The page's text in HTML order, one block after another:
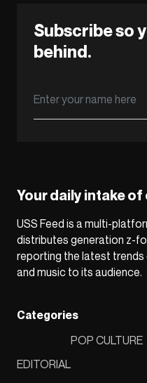
Subscribe so
behind.
Your daily intake
USS Feed is a multi-
distributes generation z-
reporting the latest trends
and music to its audience.
Categories
EDITORIAL
POP CULTURE